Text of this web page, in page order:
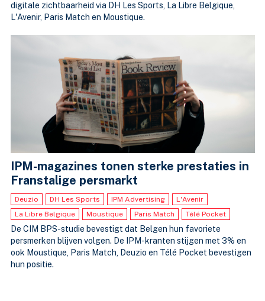
digitale zichtbaarheid via DH Les Sports, La Libre Belgique,
L'Avenir, Paris Match en Moustique.
IPM-magazines tonen sterke prestaties in
Franstalige persmarkt
Deuzio DH Les Sports IPM Advertising
L'Avenir
La Libre Belgique
Moustique Paris Match Télé Pocket
De CIM BPS-studie bevestigt dat Belgen hun favoriete
persmerken blijven volgen. De IPM-kranten stijgen met 3% en
ook Moustique, Paris Match, Deuzio en Télé Pocket bevestigen
hun positie.